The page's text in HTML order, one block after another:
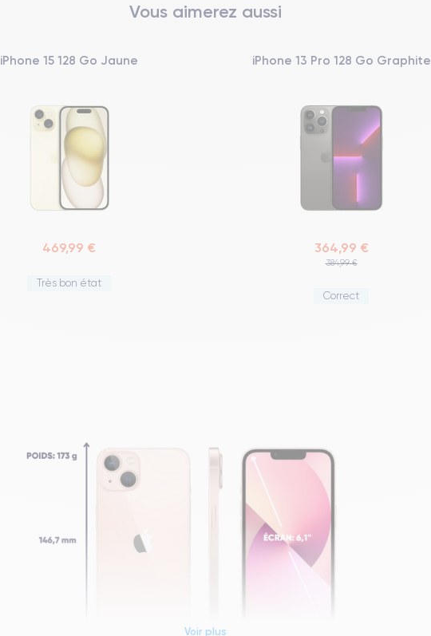
Vous aimerez aussi
iPhone 15 128 Go Jaune
469,99 €
Très bon état
iPhone 13 Pro 128 Go Graphite
364,99 €
384,99 €
Correct
Voir plus